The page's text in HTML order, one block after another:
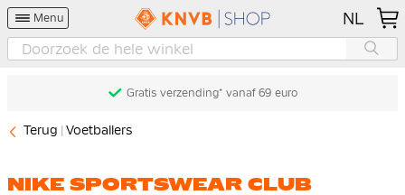
Menu NL
Gratis verzending* vanaf 69 euro
Terug Voetballers
NIKE SPORTSWEAR CLUB